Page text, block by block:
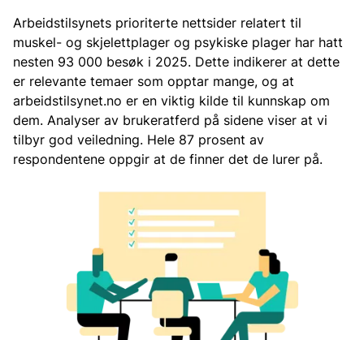
Arbeidstilsynets prioriterte nettsider relatert til
muskel- og skjelettplager og psykiske plager har hatt
nesten 93 000 besøk i 2025. Dette indikerer at dette
er relevante temaer som opptar mange, og at
arbeidstilsynet.no er en viktig kilde til kunnskap om
dem. Analyser av brukeratferd på sidene viser at vi
tilbyr god veiledning. Hele 87 prosent av
respondentene oppgir at de finner det de lurer på.